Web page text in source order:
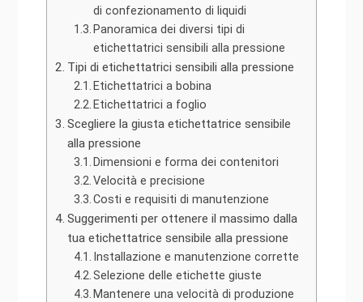
di confezionamento di liquidi
Panoramica dei diversi tipi di
etichettatrici sensibili alla pressione
Tipi di etichettatrici sensibili alla pressione
Etichettatrici a bobina
Etichettatrici a foglio
Scegliere la giusta etichettatrice sensibile
alla pressione
Dimensioni e forma dei contenitori
Velocità e precisione
Costi e requisiti di manutenzione
Suggerimenti per ottenere il massimo dalla
tua etichettatrice sensibile alla pressione
Installazione e manutenzione corrette
Selezione delle etichette giuste
Mantenere una velocità di produzione